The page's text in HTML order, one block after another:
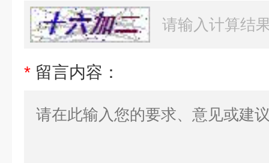
* 留言内容：